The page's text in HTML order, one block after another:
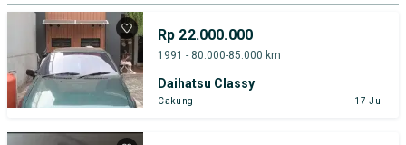
Rp 22.000.000
1991 - 80.000-85.000 km
Daihatsu Classy
Cakung 17 Jul